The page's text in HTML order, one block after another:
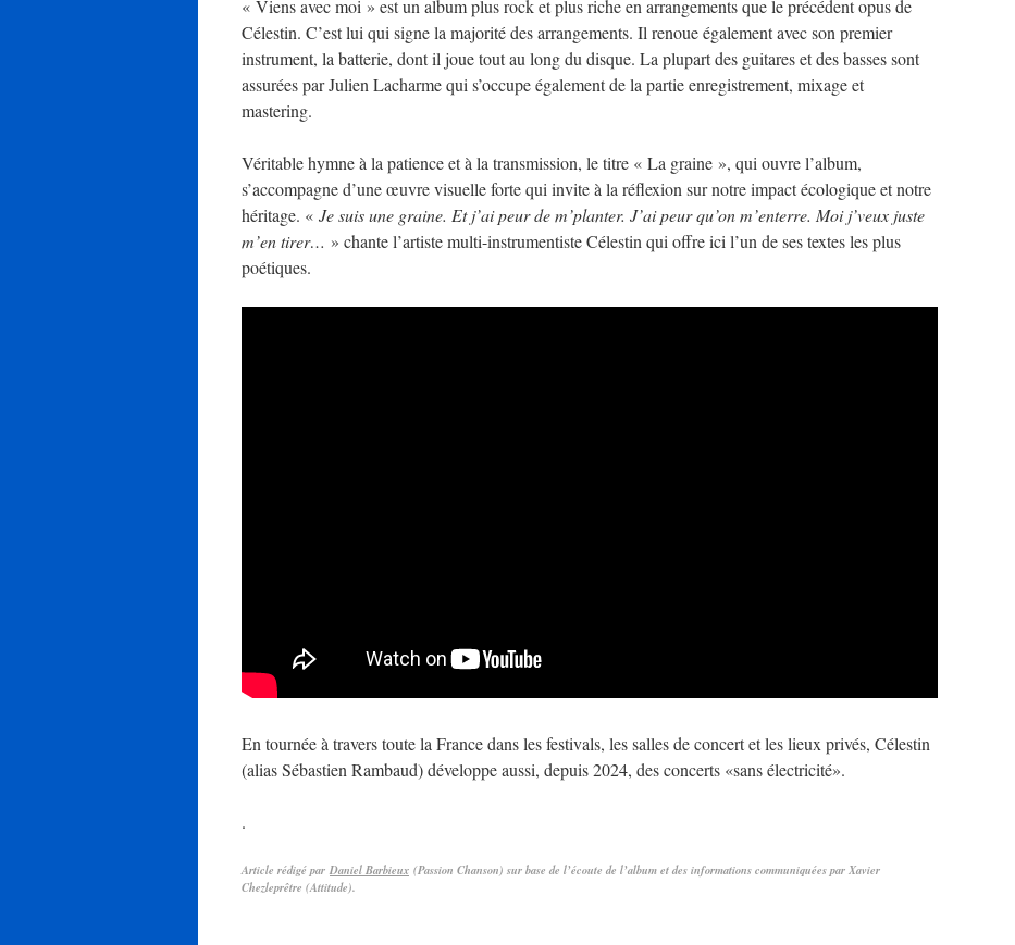
« Viens avec moi » est un album plus rock et plus riche en arrangements que le précédent opus de
Célestin. C’est lui qui signe la majorité des arrangements. Il renoue également avec son premier
instrument, la batterie, dont il joue tout au long du disque. La plupart des guitares et des basses sont
assurées par Julien Lacharme qui s’occupe également de la partie enregistrement, mixage et
mastering.
Véritable hymne à la patience et à la transmission, le titre « La graine », qui ouvre l’album,
s’accompagne d’une œuvre visuelle forte qui invite à la réflexion sur notre impact écologique et notre
héritage. « Je suis une graine. Et j’ai peur de m’planter. J’ai peur qu’on m’enterre. Moi j’veux juste
m’en tirer… » chante l’artiste multi-instrumentiste Célestin qui offre ici l’un de ses textes les plus
poétiques.
En tournée à travers toute la France dans les festivals, les salles de concert et les lieux privés, Célestin
(alias Sébastien Rambaud) développe aussi, depuis 2024, des concerts «sans électricité».
.
Article rédigé par Daniel Barbieux (Passion Chanson) sur base de l’écoute de l’album et des informations communiquées par Xavier
Chezleprêtre (Attitude).